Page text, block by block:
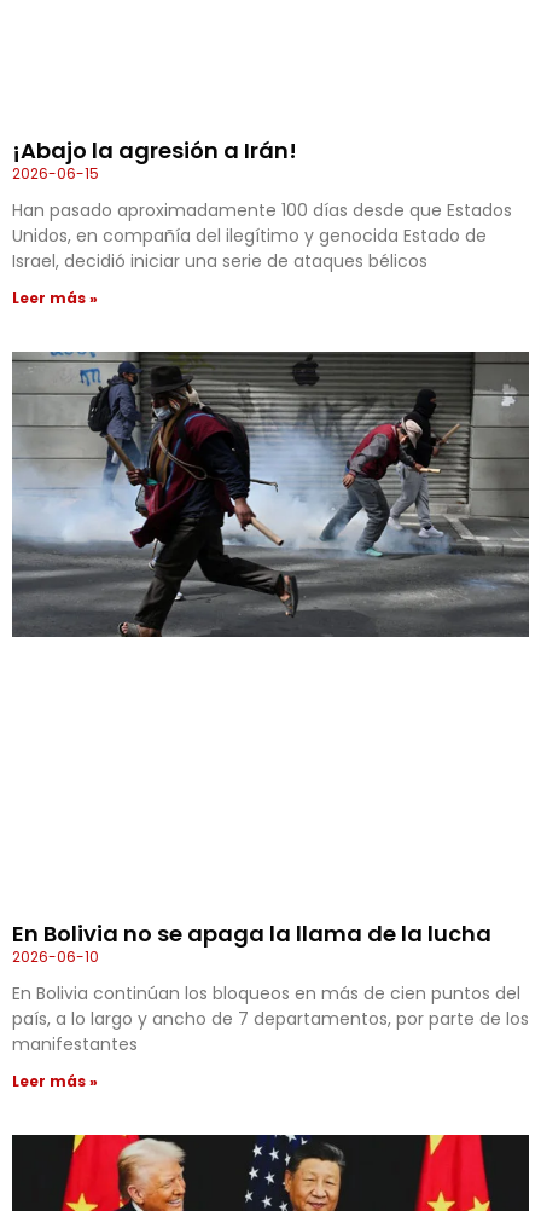
¡Abajo la agresión a Irán!
2026-06-15
Han pasado aproximadamente 100 días desde que Estados
Unidos, en compañía del ilegítimo y genocida Estado de
Israel, decidió iniciar una serie de ataques bélicos
Leer más »
En Bolivia no se apaga la llama de la lucha
2026-06-10
En Bolivia continúan los bloqueos en más de cien puntos del
país, a lo largo y ancho de 7 departamentos, por parte de los
manifestantes
Leer más »